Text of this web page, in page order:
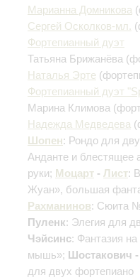
Марианна Домникова
Сергей Осколков-мл.
Фортепианный дуэт
Татьяна Брижанёва
Наталья Эрте
Фортепианный дуэт
Марина Климова
Надежда Медведева
Шопен: Рондо для
Анданте и блестящее
руки; Моцарт - Лист:
Жуан», большая
Рахманинов: Сюита
Пуленк: Элегия для
Чэйсинс: Фантазия
мышь»; Шостакович
для двух фортепиано